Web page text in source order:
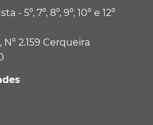
- 5º, 7º, 8º, 9º, 10º e 12º
2.159 Cerqueira